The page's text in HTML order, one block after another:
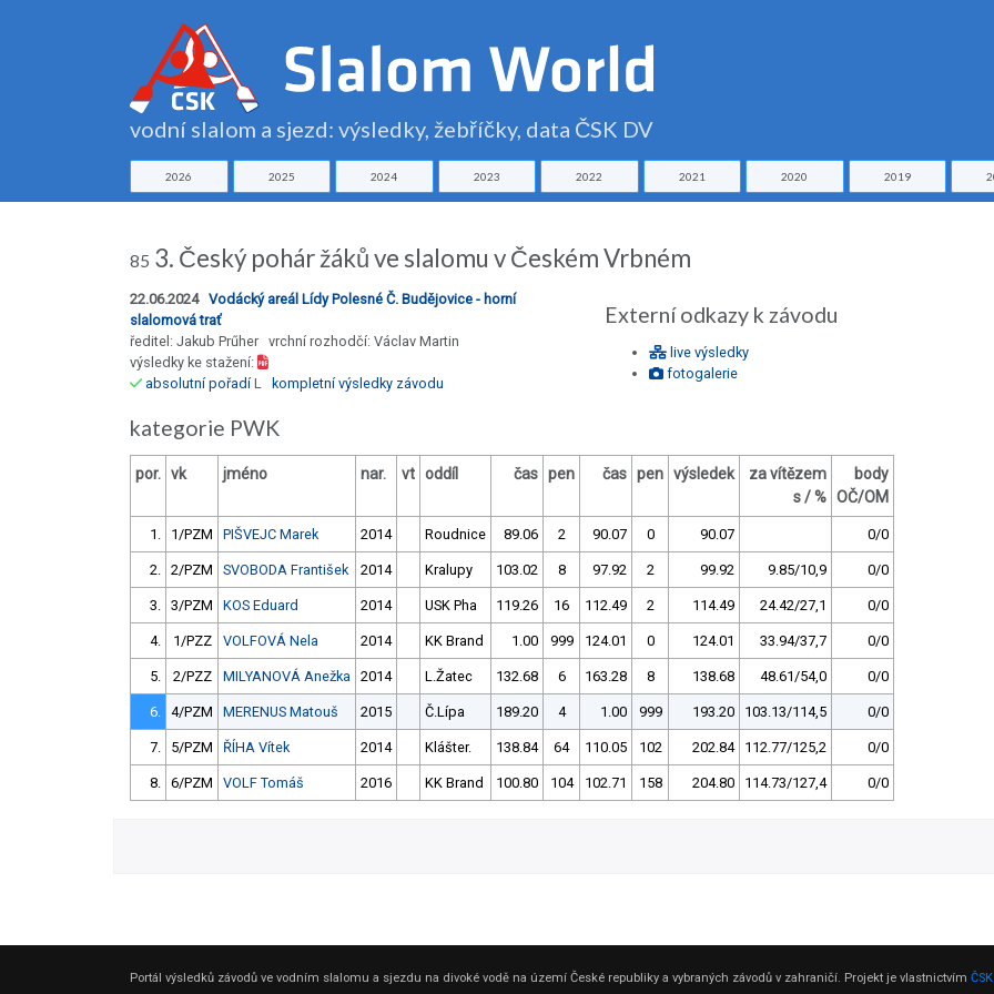
vodní slalom a sjezd: výsledky, žebříčky, data ČSK DV
2026 2025 2024 2023 2022 2021 2020 2019
85 3. Český pohár žáků ve slalomu v Českém Vrbném
22.06.2024 Vodácký areál Lídy Polesné Č. Budějovice - horní
slalomová trať
ředitel: Jakub Prűher vrchní rozhodčí: Václav Martin
výsledky ke stažení:
absolutní pořadíL kompletní výsledky závodu
Externí odkazy k závodu
live výsledky
fotogalerie
kategorie PWK
por. vk jméno nar. vt oddíl čas pen čas pen výsledek
za vítězem
s / %
body
OČ/OM
1. 1/PZM PIŠVEJC Marek 2014 Roudnice 89.06 2 90.07 0 90.07 0/0
2. 2/PZM SVOBODA František 2014 Kralupy 103.02 8 97.92 2 99.92 9.85/10,9 0/0
3. 3/PZM KOS Eduard 2014 USK Pha 119.26 16 112.49 2 114.49 24.42/27,1 0/0
4. 1/PZZ VOLFOVÁ Nela 2014 KK Brand 1.00 999 124.01 0 124.01 33.94/37,7 0/0
5. 2/PZZ MILYANOVÁ Anežka 2014 L.Žatec 132.68 6 163.28 8 138.68 48.61/54,0 0/0
6. 4/PZM MERENUS Matouš 2015 Č.Lípa 189.20 4 1.00 999 193.20 103.13/114,5 0/0
7. 5/PZM ŘÍHA Vítek 2014 Klášter. 138.84 64 110.05 102 202.84 112.77/125,2 0/0
8. 6/PZM VOLF Tomáš 2016 KK Brand 100.80 104 102.71 158 204.80 114.73/127,4 0/0
Portál výsledků závodů ve vodním slalomu a sjezdu na divoké vodě na území České republiky a vybraných závodů v zahraničí. Projekt je vlastnictvím